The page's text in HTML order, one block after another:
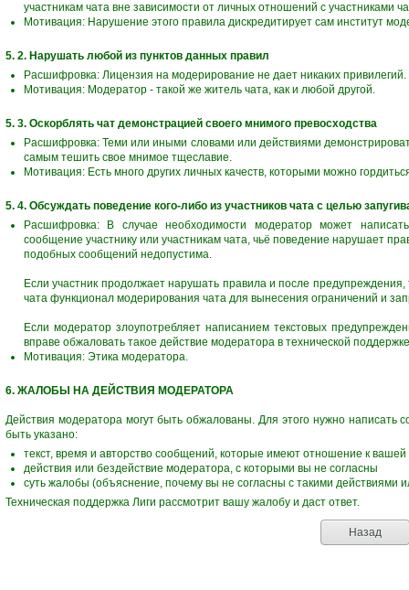
участникам чата вне зависимости от личных отношений с участниками
Мотивация: Нарушение этого правила дискредитирует сам институт
5. 2. Нарушать любой из пунктов данных правил
Расшифровка: Лицензия на модерирование не дает никаких привилегий.
Мотивация: Модератор - такой же житель чата, как и любой другой.
5. 3. Оскорблять чат демонстрацией своего мнимого превосходства
Расшифровка: Теми или иными словами или действиями
самым тешить свое мнимое тщеславие.
Мотивация: Есть много других личных качеств, которыми можно
5. 4. Обсуждать поведение кого-либо из участников чата с целью
Расшифровка: В случае необходимости модератор может
сообщение участнику или участникам чата, чьё поведение нарушает
подобных сообщений недопустима.
Если участник продолжает нарушать правила и после
чата функционал модерирования чата для вынесения ограничений и
Если модератор злоупотребляет написанием текстовых
вправе обжаловать такое действие модератора в технической
Мотивация: Этика модератора.
6. ЖАЛОБЫ НА ДЕЙСТВИЯ МОДЕРАТОРА
Действия модератора могут быть обжалованы. Для этого нужно написать
быть указано:
текст, время и авторство сообщений, которые имеют отношение к
действия или бездействие модератора, с которыми вы не согласны
суть жалобы (объяснение, почему вы не согласны с такими действиями
Техническая поддержка Лиги рассмотрит вашу жалобу и даст ответ.
Назад